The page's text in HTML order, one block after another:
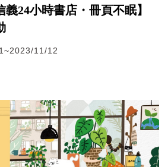
24小時書店・冊頁不眠】
11/12